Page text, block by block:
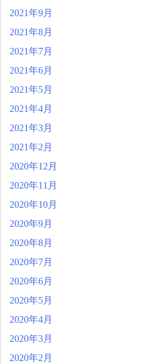
2021年9月
2021年8月
2021年7月
2021年6月
2021年5月
2021年4月
2021年3月
2021年2月
2020年12月
2020年11月
2020年10月
2020年9月
2020年8月
2020年7月
2020年6月
2020年5月
2020年4月
2020年3月
2020年2月